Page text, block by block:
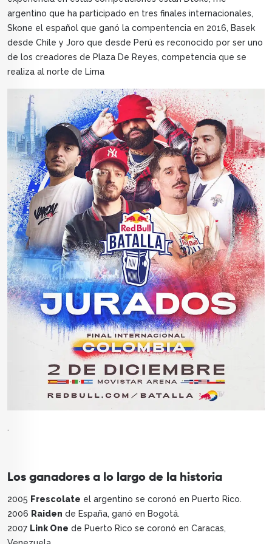
argentino que ha participado en tres finales internacionales,
Skone el español que ganó la compentencia en 2016, Basek
desde Chile y Joro que desde Perú es reconocido por ser uno
de los creadores de Plaza De Reyes, competencia que se
realiza al norte de Lima
.
Los ganadores a lo largo de la historia
2005 Frescolate el argentino se coronó en Puerto Rico.
2006 Raiden de España, ganó en Bogotá.
2007 Link One de Puerto Rico se coronó en Caracas,